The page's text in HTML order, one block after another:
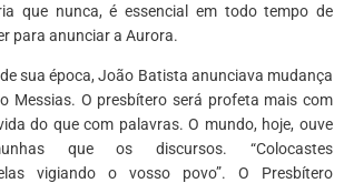
que nunca, é essencial em todo tempo de
para anunciar a Aurora.
sua época, João Batista anunciava mudança
Messias. O presbítero será profeta mais com
do que com palavras. O mundo, hoje, ouve
que os discursos. “Colocastes
vigiando o vosso povo”. O Presbítero